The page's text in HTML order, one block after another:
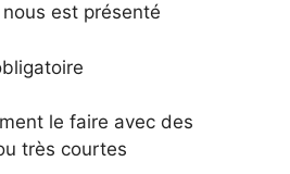
est présenté
le faire avec des
très courtes